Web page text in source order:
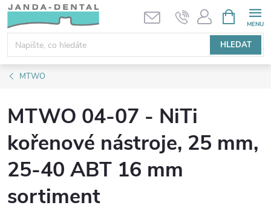
Přejít
obsah
HLEDAT
NÁKUPNÍ
KOŠÍK
MTWO
MTWO 04-07 - NiTi
kořenové nástroje, 25 mm,
25-40 ABT 16 mm
sortiment